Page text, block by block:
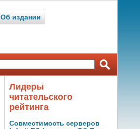
Об издании
Лидеры
читательского
рейтинга
Совместимость серверов